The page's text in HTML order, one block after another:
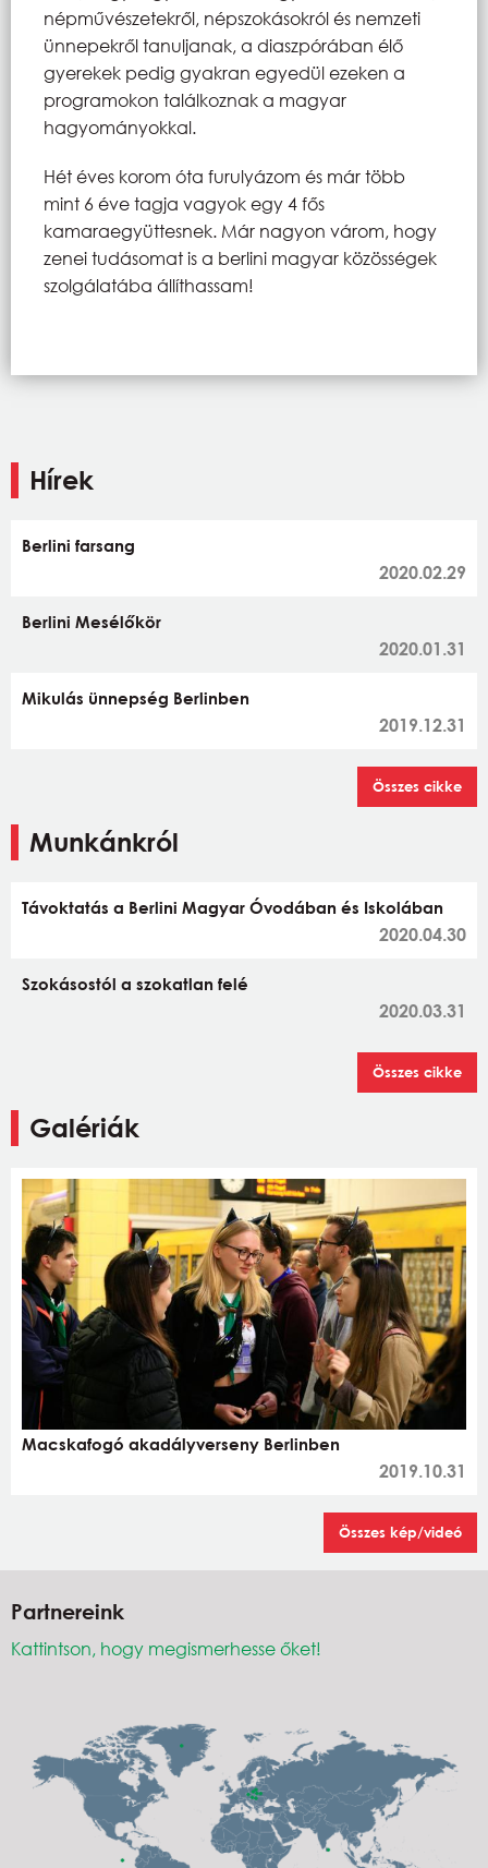
népművészetekről, népszokásokról és nemzeti
ünnepekről tanuljanak, a diaszpórában élő
gyerekek pedig gyakran egyedül ezeken a
programokon találkoznak a magyar
hagyományokkal.
Hét éves korom óta furulyázom és már több
mint 6 éve tagja vagyok egy 4 fős
kamaraegyüttesnek. Már nagyon várom, hogy
zenei tudásomat is a berlini magyar közösségek
szolgálatába állíthassam!
Hírek
Berlini farsang
2020.02.29
Berlini Mesélőkör
2020.01.31
Mikulás ünnepség Berlinben
2019.12.31
Összes cikke
Munkánkról
Távoktatás a Berlini Magyar Óvodában és Iskolában
2020.04.30
Szokásostól a szokatlan felé
2020.03.31
Összes cikke
Galériák
Macskafogó akadályverseny Berlinben
2019.10.31
Összes kép/videó
Partnereink
Kattintson, hogy megismerhesse őket!